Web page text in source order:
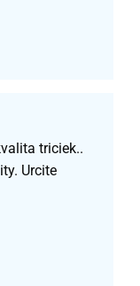
triciek..
Urcite